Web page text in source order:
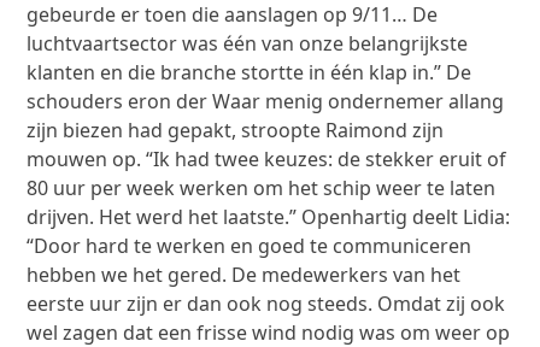
gebeurde er toen die aanslagen op 9/11… De
luchtvaartsector was één van onze belangrijkste
klanten en die branche stortte in één klap in.” De
schouders eron der Waar menig ondernemer allang
zijn biezen had gepakt, stroopte Raimond zijn
mouwen op. “Ik had twee keuzes: de stekker eruit of
80 uur per week werken om het schip weer te laten
drijven. Het werd het laatste.” Openhartig deelt Lidia:
“Door hard te werken en goed te communiceren
hebben we het gered. De medewerkers van het
eerste uur zijn er dan ook nog steeds. Omdat zij ook
wel zagen dat een frisse wind nodig was om weer op